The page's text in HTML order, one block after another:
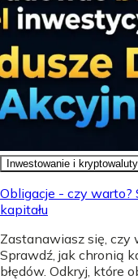
Inwestowanie i kryptowaluty
Obligacje - czy
kapitału
Zastanawiasz się,
Sprawdź, jak chronią
błędów. Odkryj, które